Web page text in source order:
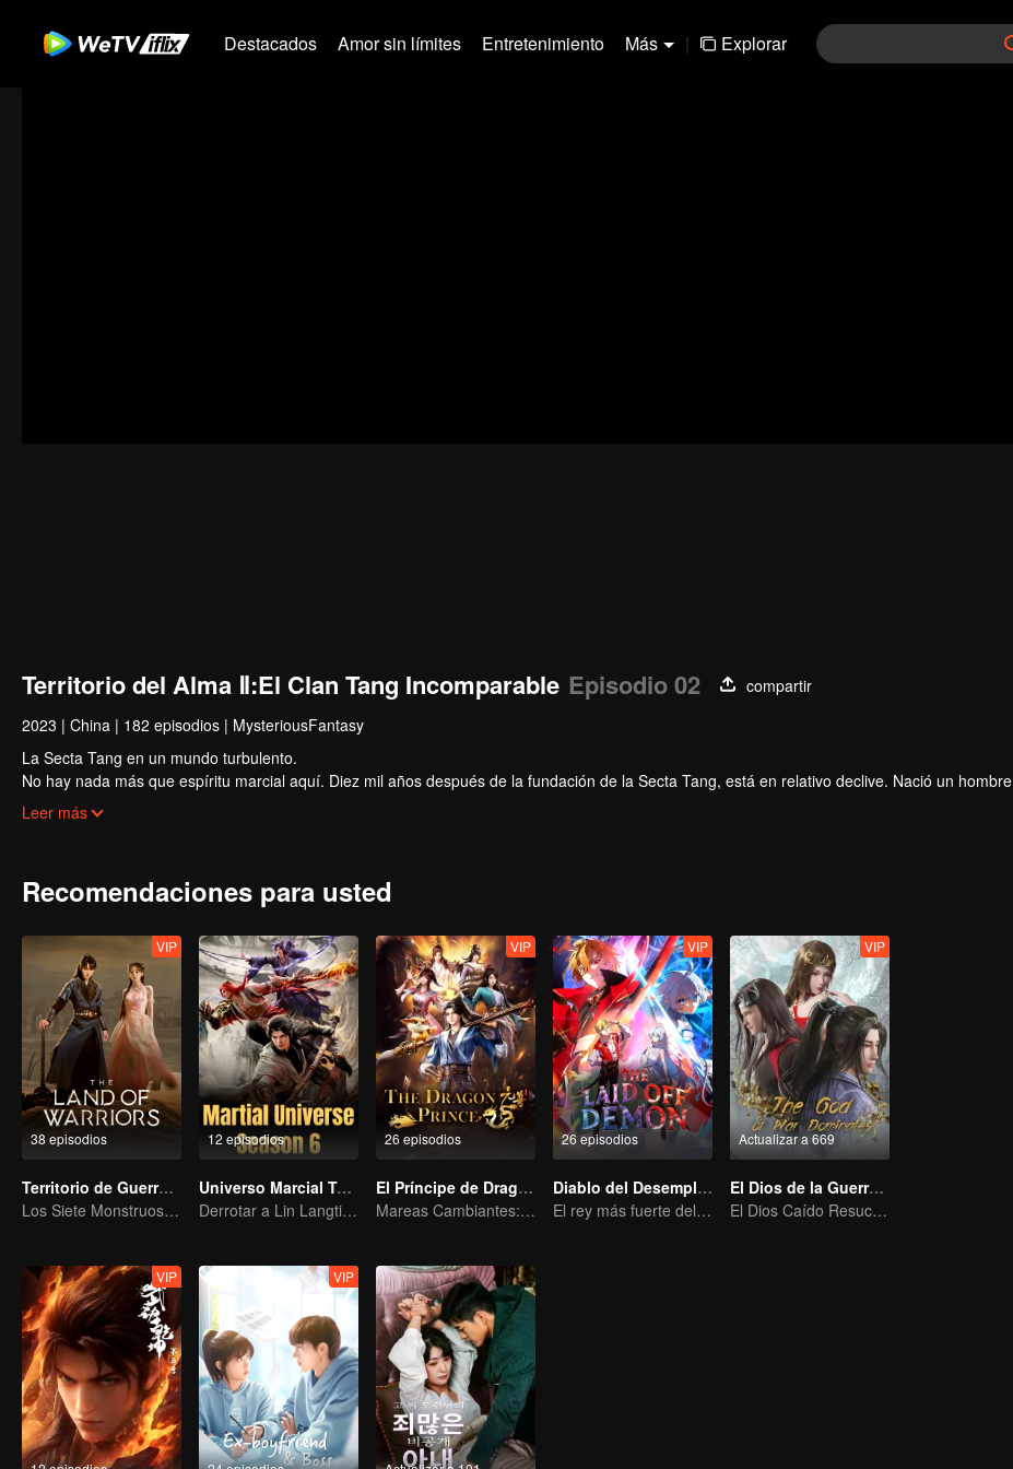
Destacados Amor sin límites Entretenimiento Más | Explorar
Territorio del Alma Ⅱ:El Clan Tang Incomparable Episodio 02
compartir
2023 | China | 182 episodios | MysteriousFantasy
La Secta Tang en un mundo turbulento.
No hay nada más que espíritu marcial aquí. Diez mil años después de la fundación de la Secta Tang, está en relativo declive. Nació un hombre
extremadamente talentoso. ¿Pueden los nuevos Shrek Seven Monsters revivir la secta Tang y devolverla a la gloria?
Leer más
Recomendaciones para usted
38 episodios
VIP
Territorio de Guerreros
Los Siete Monstruos de Shrek se reúnen de nuevo
12 episodios
Universo Marcial Temporada 6
Derrotar a Lin Langtian, alzándose como campeón.
26 episodios
VIP
El Príncipe de Dragón
Mareas Cambiantes: La Odisea de un Joven Escritor
26 episodios
VIP
Diablo del Desempleo
El rey más fuerte del inframundo más competitivo
Actualizar a 669
VIP
El Dios de la Guerra Domina
El Dios Caído Resucita: Un Fénix Renacido
VIP VIP